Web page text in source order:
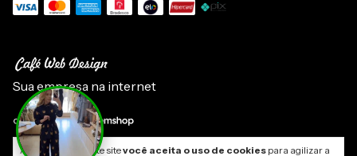
Ao navegar por este sitevocê aceita o uso de cookies para agilizar a
Sua empresa na internet
Copyright Mabô Boutique - 21157159000194 - 2026. Todos os direitos
reservados.